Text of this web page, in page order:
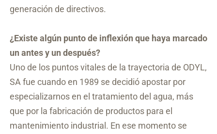
generación de directivos.
¿Existe algún punto de inflexión que haya marcado
un antes y un después?
Uno de los puntos vitales de la trayectoria de ODYL,
SA fue cuando en 1989 se decidió apostar por
especializarnos en el tratamiento del agua, más
que por la fabricación de productos para el
mantenimiento industrial. En ese momento se